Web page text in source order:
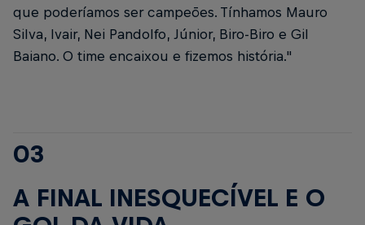
que poderíamos ser campeões. Tínhamos Mauro
Silva, Ivair, Nei Pandolfo, Júnior, Biro-Biro e Gil
Baiano. O time encaixou e fizemos história."
03
A FINAL INESQUECÍVEL E O